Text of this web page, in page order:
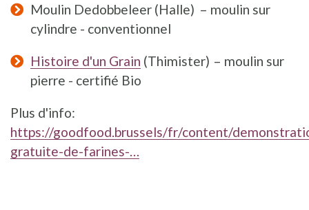
Moulin Dedobbeleer (Halle) – moulin sur
cylindre - conventionnel
Histoire d'un Grain (Thimister) – moulin sur
pierre - certifié Bio
Plus d'info:
https://goodfood.brussels/fr/content/
gratuite-de-farines-…